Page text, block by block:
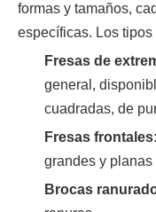
formas y tamaños,
específicas. Los
Fresas de
general,
cuadradas, de
Fresas frontales:
grandes y planas
Brocas